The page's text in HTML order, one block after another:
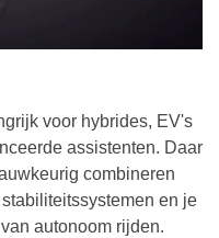
voor hybrides, EV's
assistenten. Daar
combineren
en je
autonoom rijden.